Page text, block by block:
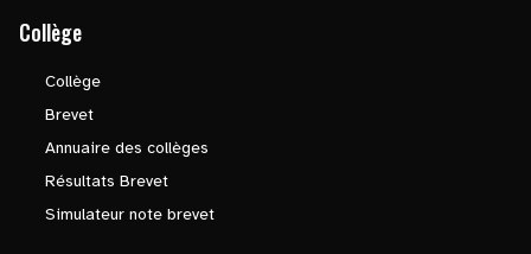
Collège
Collège
Brevet
Annuaire des collèges
Résultats Brevet
Simulateur note brevet